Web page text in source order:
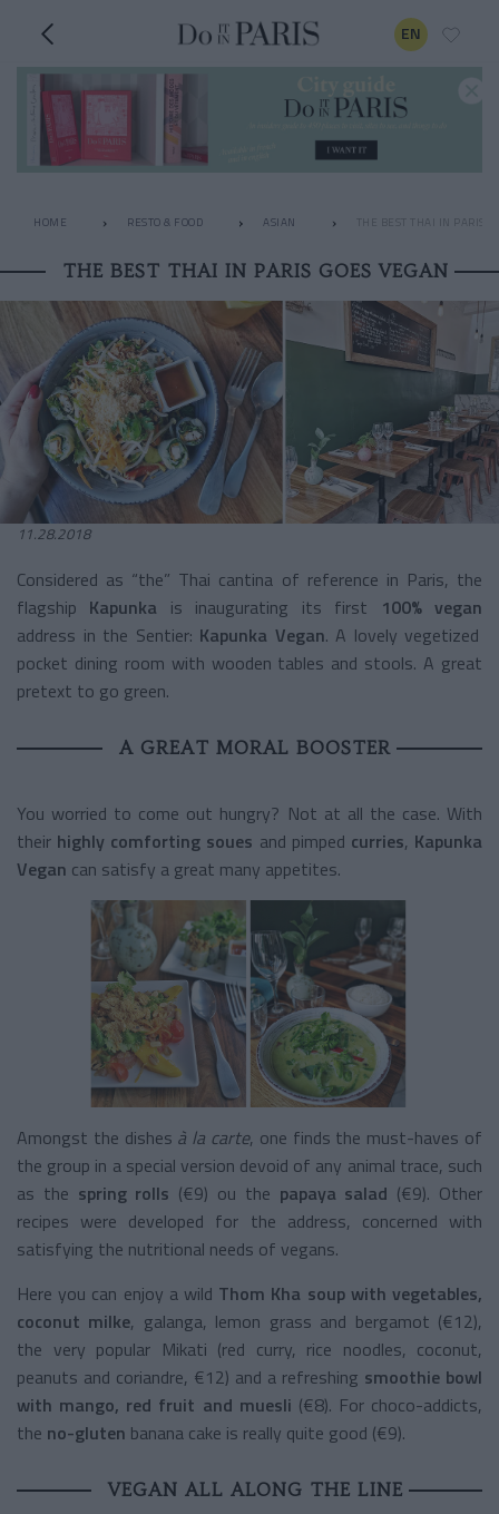
EN
HOME RESTO & FOOD ASIAN THE BEST THAI IN PARIS
THE BEST THAI IN PARIS GOES VEGAN
11.28.2018
Considered as “the” Thai cantina of reference in Paris, the
flagship Kapunka is inaugurating its first
100% vegan
address in the Sentier: Kapunka Vegan. A lovely vegetized
pocket dining room with wooden tables and stools. A great
pretext to go green.
A GREAT MORAL BOOSTER
You worried to come out hungry? Not at all the case. With
their highly comforting soues and pimped curries, Kapunka
Vegan can satisfy a great many appetites.
Amongst the dishes à la carte, one finds the must-haves of
the group in a special version devoid of any animal trace, such
as the spring rolls (€9) ou the papaya salad (€9). Other
recipes were developed for the address, concerned with
satisfying the nutritional needs of vegans.
Here you can enjoy a wild Thom Kha soup with vegetables,
coconut milke, galanga, lemon grass and bergamot (€12),
the very popular Mikati (red curry, rice noodles, coconut,
peanuts and coriandre, €12) and a refreshing smoothie bowl
with mango, red fruit and muesli (€8). For choco-addicts,
the no-gluten banana cake is really quite good (€9).
VEGAN ALL ALONG THE LINE